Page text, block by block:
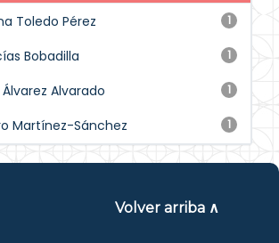
1
Toledo Pérez
1
Bobadilla
1
Alvarado
1
Martínez-Sánchez
Volver arriba ∧